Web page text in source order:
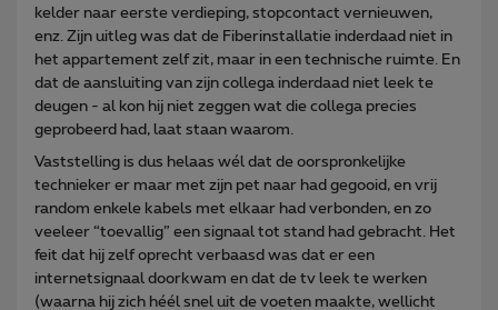
kelder naar eerste verdieping, stopcontact vernieuwen,
enz. Zijn uitleg was dat de Fiberinstallatie inderdaad niet in
het appartement zelf zit, maar in een technische ruimte. En
dat de aansluiting van zijn collega inderdaad niet leek te
deugen - al kon hij niet zeggen wat die collega precies
geprobeerd had, laat staan waarom.
Vaststelling is dus helaas wél dat de oorspronkelijke
technieker er maar met zijn pet naar had gegooid, en vrij
random enkele kabels met elkaar had verbonden, en zo
veeleer “toevallig” een signaal tot stand had gebracht. Het
feit dat hij zelf oprecht verbaasd was dat er een
internetsignaal doorkwam en dat de tv leek te werken
(waarna hij zich héél snel uit de voeten maakte, wellicht